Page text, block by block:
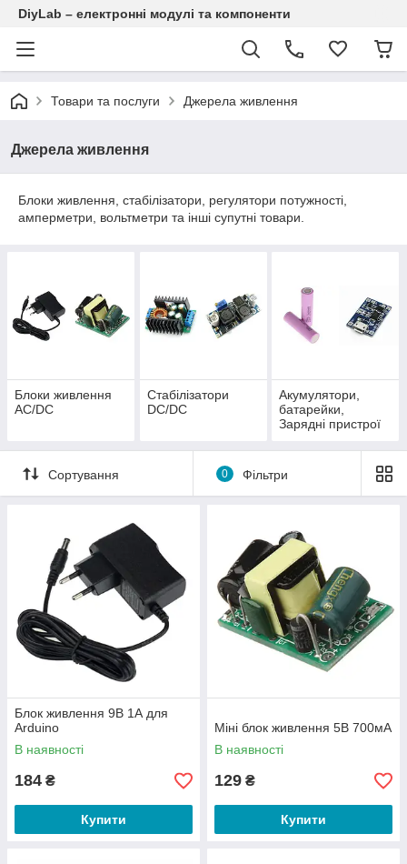
DiyLab – електронні модулі та компоненти
Товари та послуги Джерела живлення
Джерела живлення
Блоки живлення, стабілізатори, регулятори потужності,
амперметри, вольтметри та інші супутні товари.
Блоки живлення
AC/DC
Стабілізатори
DC/DC
Акумулятори,
батарейки,
Зарядні пристрої
Сортування 0 Фільтри
Блок живлення 9В 1А для
Arduino
В наявності
184 ₴
Купити
Міні блок живлення 5В 700мА
В наявності
129 ₴
Купити